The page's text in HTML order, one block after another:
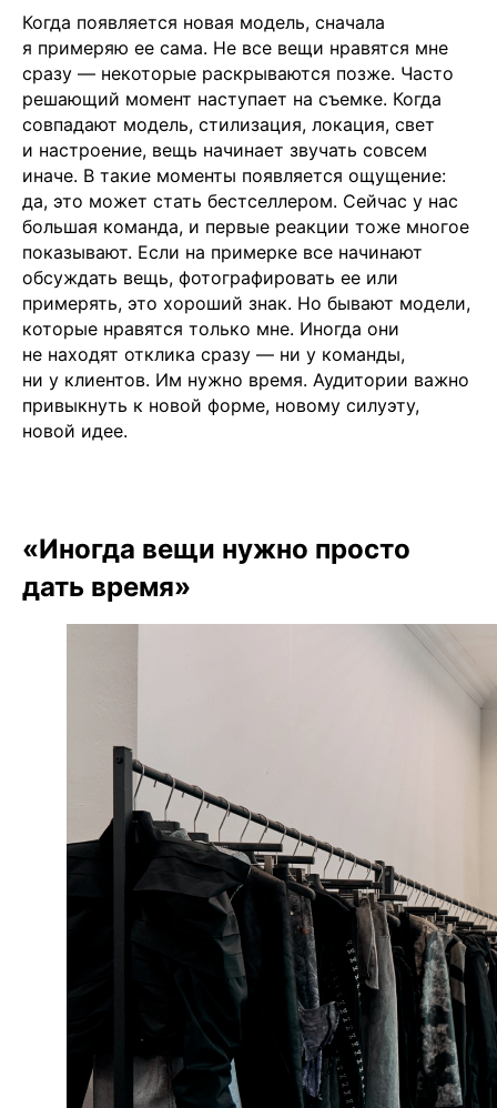
Когда появляется новая модель, сначала
я примеряю ее сама. Не все вещи нравятся мне
сразу — некоторые раскрываются позже. Часто
решающий момент наступает на съемке. Когда
совпадают модель, стилизация, локация, свет
и настроение, вещь начинает звучать совсем
иначе. В такие моменты появляется ощущение:
да, это может стать бестселлером. Сейчас у нас
большая команда, и первые реакции тоже многое
показывают. Если на примерке все начинают
обсуждать вещь, фотографировать ее или
примерять, это хороший знак. Но бывают модели,
которые нравятся только мне. Иногда они
не находят отклика сразу — ни у команды,
ни у клиентов. Им нужно время. Аудитории важно
привыкнуть к новой форме, новому силуэту,
новой идее.
«Иногда вещи нужно просто
дать время»